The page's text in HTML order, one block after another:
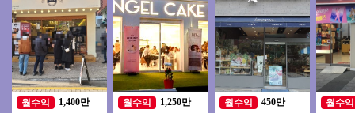
월수익
1,400만
월수익
1,250만
월수익
450만
월수익